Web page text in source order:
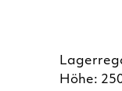
Höhe: